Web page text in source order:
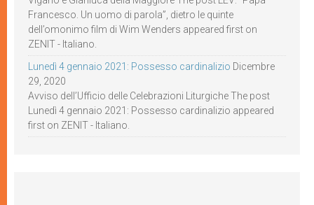
Francesco. Un uomo di parola”, dietro le quinte
dell’omonimo film di Wim Wenders appeared first on
ZENIT - Italiano.
Lunedì 4 gennaio 2021: Possesso cardinalizio Dicembre
29, 2020
Avviso dell’Ufficio delle Celebrazioni Liturgiche The post
Lunedì 4 gennaio 2021: Possesso cardinalizio appeared
first on ZENIT - Italiano.